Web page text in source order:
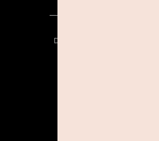
DATENSCHUTZ